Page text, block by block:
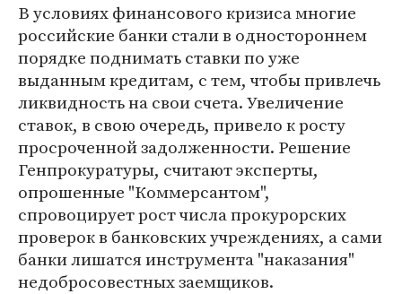
В условиях финансового кризиса многие
российские банки стали в одностороннем
порядке поднимать ставки по уже
выданным кредитам, с тем, чтобы привлечь
ликвидность на свои счета. Увеличение
ставок, в свою очередь, привело к росту
просроченной задолженности. Решение
Генпрокуратуры, считают эксперты,
опрошенные "Коммерсантом",
спровоцирует рост числа прокурорских
проверок в банковских учреждениях, а сами
банки лишатся инструмента "наказания"
недобросовестных заемщиков.